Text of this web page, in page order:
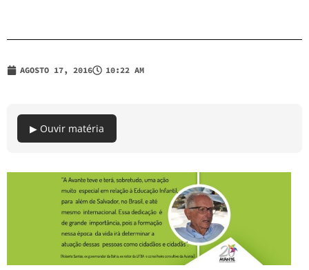
AGOSTO 17, 2016 10:22 AM
▶ Ouvir matéria